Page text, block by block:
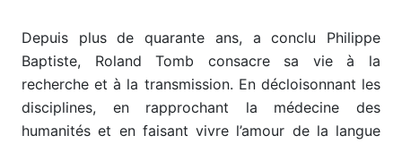
Depuis plus de quarante ans, a conclu Philippe
Baptiste, Roland Tomb consacre sa vie à la
recherche et à la transmission. En décloisonnant les
disciplines, en rapprochant la médecine des
humanités et en faisant vivre l’amour de la langue